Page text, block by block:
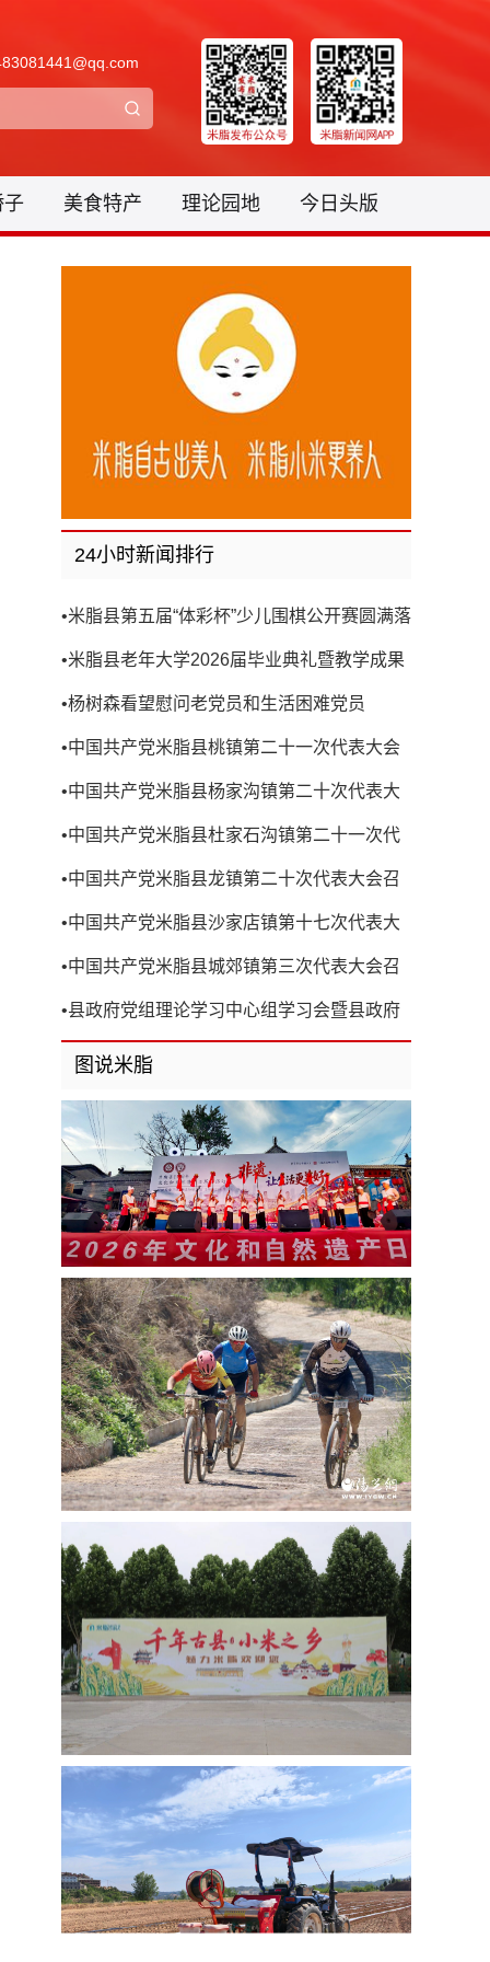
子 美食特产 理论园地 今日头版
24小时新闻排行
•米脂县第五届“体彩杯”少儿围棋公开赛圆满落
•米脂县老年大学2026届毕业典礼暨教学成果
•杨树森看望慰问老党员和生活困难党员
•中国共产党米脂县桃镇第二十一次代表大会
•中国共产党米脂县杨家沟镇第二十次代表大
•中国共产党米脂县杜家石沟镇第二十一次代
•中国共产党米脂县龙镇第二十次代表大会召
•中国共产党米脂县沙家店镇第十七次代表大
•中国共产党米脂县城郊镇第三次代表大会召
•县政府党组理论学习中心组学习会暨县政府
第8次党组（扩大）会议召开
图说米脂